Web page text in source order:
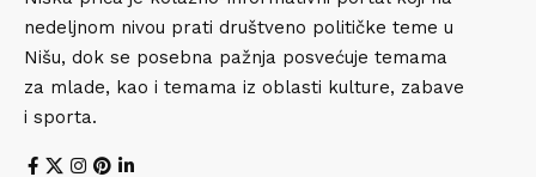
nedeljnom nivou prati društveno političke teme u
Nišu, dok se posebna pažnja posvećuje temama
za mlade, kao i temama iz oblasti kulture, zabave
i sporta.